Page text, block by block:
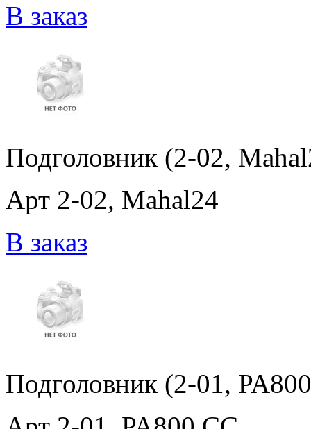
В заказ
Подголовник (2-02,
Арт 2-02, Mahal24
В заказ
Подголовник (2-01,